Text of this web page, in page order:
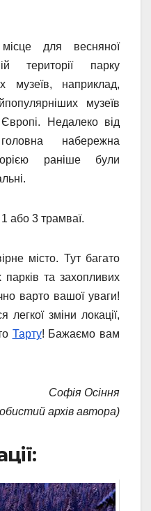
для весняної
території парку
музеїв, наприклад,
музеїв
Недалеко від
набережна
раніше були
або 3 трамваї.
місто. Тут багато
парків та захопливих
варто вашої уваги!
зміни локації,
Тарту! Бажаємо вам
Софія Осіння
архів автора)